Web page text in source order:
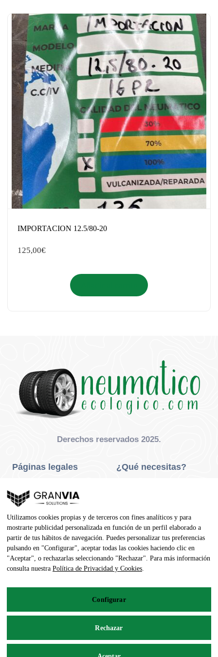
IMPORTACION 12.5/80-20
125,00€
Derechos reservados 2025.
Páginas legales
Privacidad Y Cookies
Aviso Legal
Condiciones De Compra
Contacto
¿Qué necesitas?
Neumáticos Agrícola
Dirección
pedidos@neumaticoecologico.com
De Lunes a Viernes: 08:30 – 14:00 16:00 – 19:00
Utilizamos cookies propias y de terceros con fines analíticos y para
mostrarte publicidad personalizada en función de un perfil elaborado a
partir de tus hábitos de navegación. Puedes personalizar tus preferencias
pulsando en "Configurar", aceptar todas las cookies haciendo clic en
"Aceptar", o rechazarlas seleccionando "Rechazar". Para más información
consulta nuestra Política de Privacidad y Cookies.
Configurar
Rechazar